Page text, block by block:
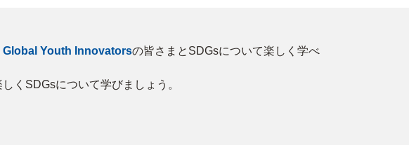
Global Youth Innovatorsの皆さまとSDGsについて楽しく学べ
くSDGsについて学びましょう。